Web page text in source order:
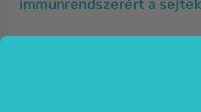
immunrendszerért a